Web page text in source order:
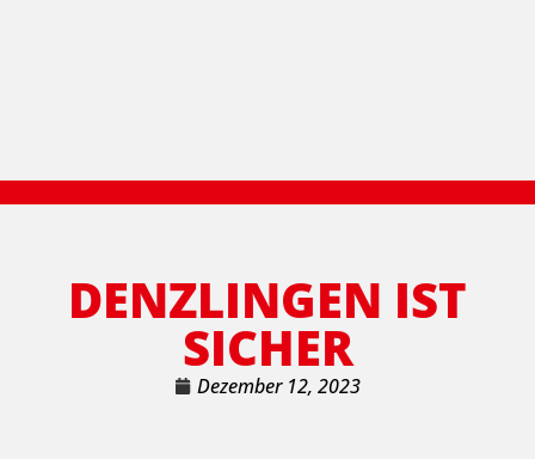
DENZLINGEN IST
SICHER
Dezember 12, 2023